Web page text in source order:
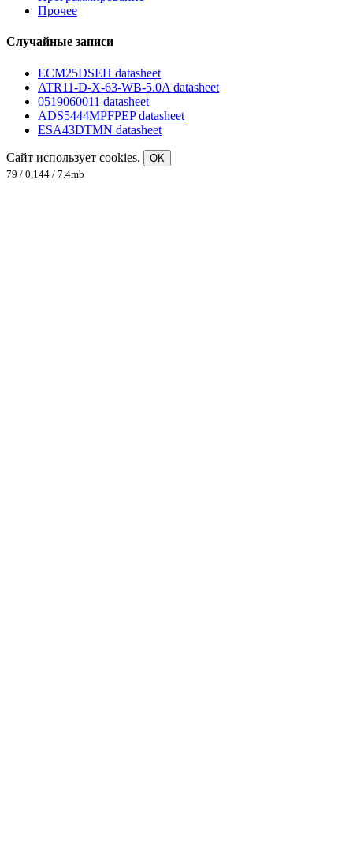
Прочее
Случайные записи
ECM25DSEH datasheet
ATR11-D-X-63-WB-5.0A datasheet
0519060011 datasheet
ADS5444MPFPEP datasheet
ESA43DTMN datasheet
Сайт использует cookies.
OK
79 / 0,144 / 7.4mb